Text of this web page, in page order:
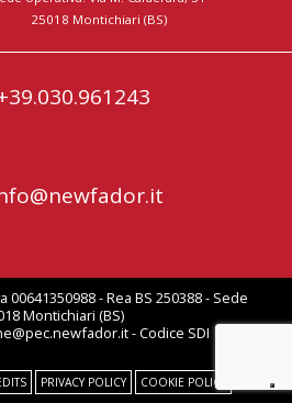
25018 Montichiari (BS)
00641350988 - Rea BS 250388 - Sede
Montichiari (BS)
- Codice SDI
PRIVACY POLICY COOKIE POLICY